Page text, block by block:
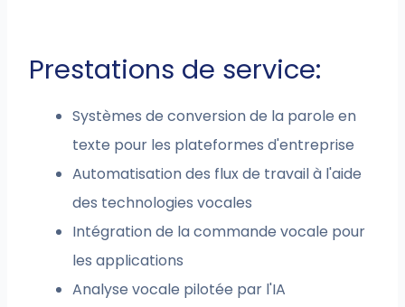
Prestations de service:
Systèmes de conversion de la parole en
texte pour les plateformes d'entreprise
Automatisation des flux de travail à l'aide
des technologies vocales
Intégration de la commande vocale pour
les applications
Analyse vocale pilotée par l'IA